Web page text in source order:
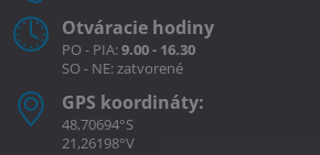
Otváracie hodiny
PO - PIA:9.00 - 16.30
SO - NE: zatvorené
GPS koordináty:
48,70694°S
21,26198°V